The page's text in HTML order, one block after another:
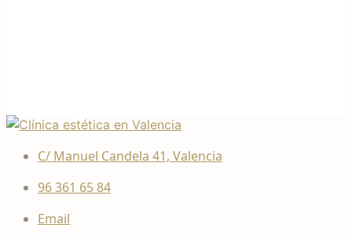
C/ Manuel Candela 41, Valencia
96 361 65 84
Email